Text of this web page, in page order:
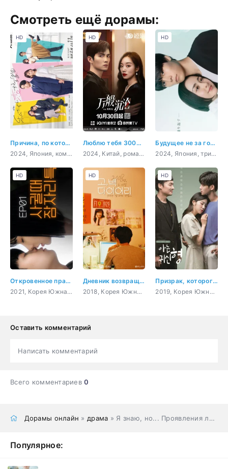
Смотреть ещё дорамы:
Причина, по которой мы влюбились
2024, Япония, комедия, романтика
HD
Люблю тебя 3000 раз
2024, Китай, романтика
HD
Будущее не за горами
2024, Япония, триллер, мистика, драма, сверхъестественное
HD
Откровенное правило
2021, Корея Южная, комедия
HD
Дневник возвращения
2018, Корея Южная, романтика, повседневность, молодость, драма
HD
Призрак, которого я знаю
2019, Корея Южная, комедия, романтика, фэнтези
HD
Оставить комментарий
Написать комментарий
Всего комментариев0
Дорамы онлайн » драма » Я знаю, но... Проявления любви
Популярное: